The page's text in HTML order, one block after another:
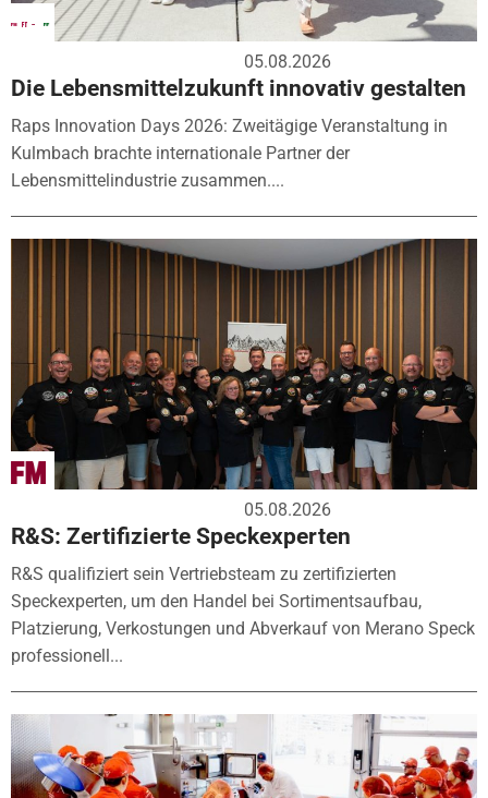
05.08.2026
Die Lebensmittelzukunft innovativ gestalten
Raps Innovation Days 2026: Zweitägige Veranstaltung in
Kulmbach brachte internationale Partner der
Lebensmittelindustrie zusammen....
05.08.2026
R&S: Zertifizierte Speckexperten
R&S qualifiziert sein Vertriebsteam zu zertifizierten
Speckexperten, um den Handel bei Sortimentsaufbau,
Platzierung, Verkostungen und Abverkauf von Merano Speck
professionell...